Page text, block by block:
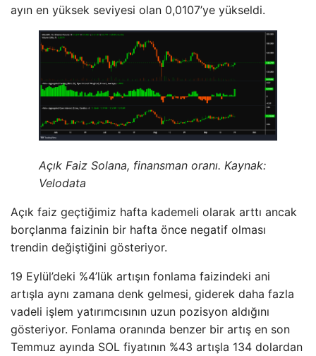
ayın en yüksek seviyesi olan 0,0107’ye yükseldi.
Açık Faiz Solana, finansman oranı. Kaynak:
Velodata
Açık faiz geçtiğimiz hafta kademeli olarak arttı ancak
borçlanma faizinin bir hafta önce negatif olması
trendin değiştiğini gösteriyor.
19 Eylül’deki %4’lük artışın fonlama faizindeki ani
artışla aynı zamana denk gelmesi, giderek daha fazla
vadeli işlem yatırımcısının uzun pozisyon aldığını
gösteriyor. Fonlama oranında benzer bir artış en son
Temmuz ayında SOL fiyatının %43 artışla 134 dolardan